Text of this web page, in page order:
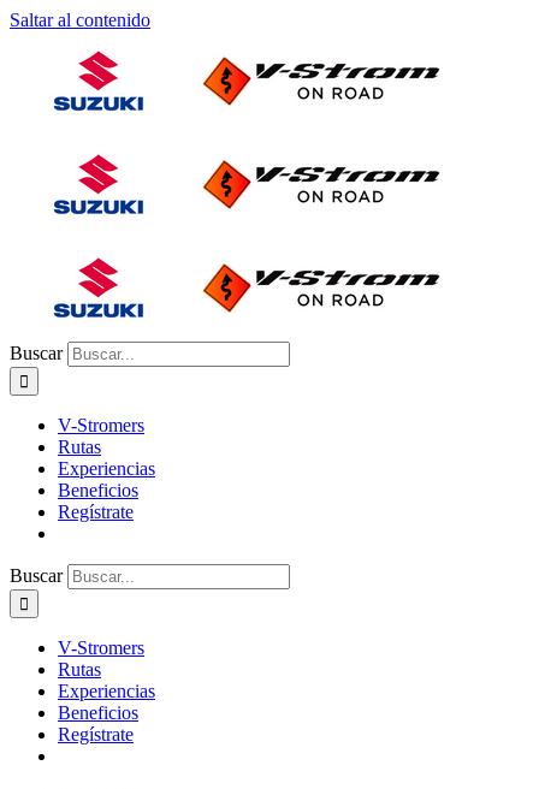
Saltar al contenido
Buscar
V-Stromers
Rutas
Experiencias
Beneficios
Regístrate
Buscar
V-Stromers
Rutas
Experiencias
Beneficios
Regístrate